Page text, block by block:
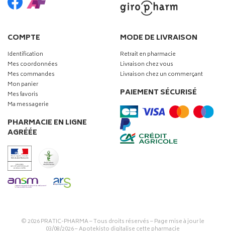
COMPTE
Identification
Mes coordonnées
Mes commandes
Mon panier
Mes favoris
Ma messagerie
PHARMACIE EN LIGNE
AGRÉÉE
MODE DE LIVRAISON
Retrait en pharmacie
Livraison chez vous
Livraison chez un commerçant
PAIEMENT SÉCURISÉ
© 2026PRATIC-PHARMA– Tous droits réservés – Page mise à jour le